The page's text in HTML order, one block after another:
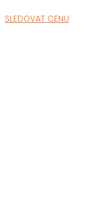
SLEDOVAT CENU